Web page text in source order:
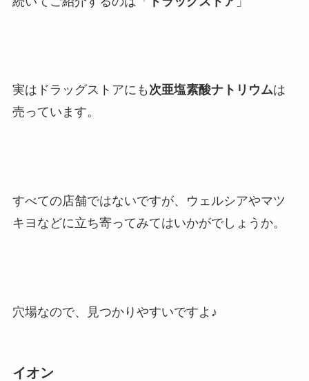
実はドラッグストアにも 次亜塩素酸ナトリウムは
売っています。
すべての店舗ではないですが、ウェルシアやマツ
キヨなどに立ち寄ってみてはいかがでしょうか。
穴場なので、見つかりやすいですよ♪
イオン